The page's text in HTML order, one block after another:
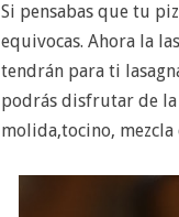
Si pensabas que tu
equivocas. Ahora la
tendrán para ti
podrás disfrutar de la
molida,tocino, mezcla